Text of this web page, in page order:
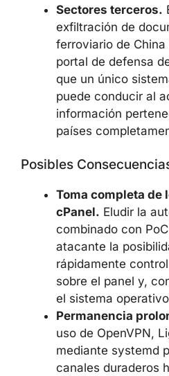
Sectores terceros.
exfiltración de
ferroviario de
portal de defensa
que un único
puede conducir al
información
países
Posibles
Toma completa de
cPanel. Eludir la
combinado con
atacante la
rápidamente
sobre el panel y,
el sistema
Permanencia
uso de OpenVPN,
mediante systemd
canales duraderos